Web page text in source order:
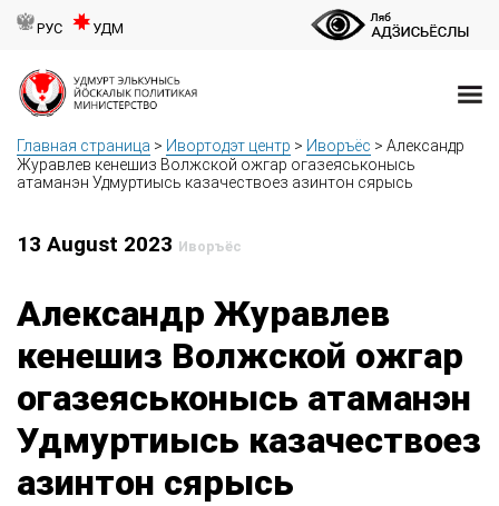
РУС УДМ
Главная страница > Ивортодэт центр > Иворъёс > Александр
Журавлев кенешиз Волжской ожгар огазеяськонысь
атаманэн Удмуртиысь казачествоез азинтон сярысь
13 August 2023 Иворъёс
Александр Журавлев
кенешиз Волжской ожгар
огазеяськонысь атаманэн
Удмуртиысь казачествоез
азинтон сярысь